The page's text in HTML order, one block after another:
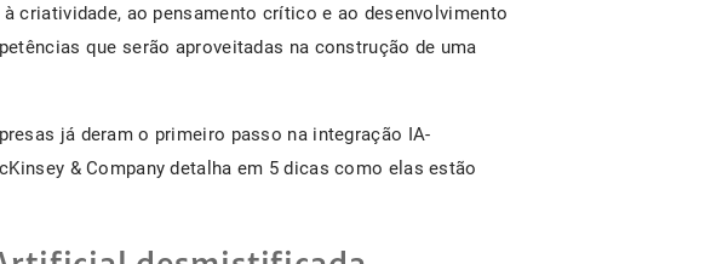
criatividade, ao pensamento crítico e ao desenvolvimento
que serão aproveitadas na construção de uma
já deram o primeiro passo na integração IA-
& Company detalha em 5 dicas como elas estão